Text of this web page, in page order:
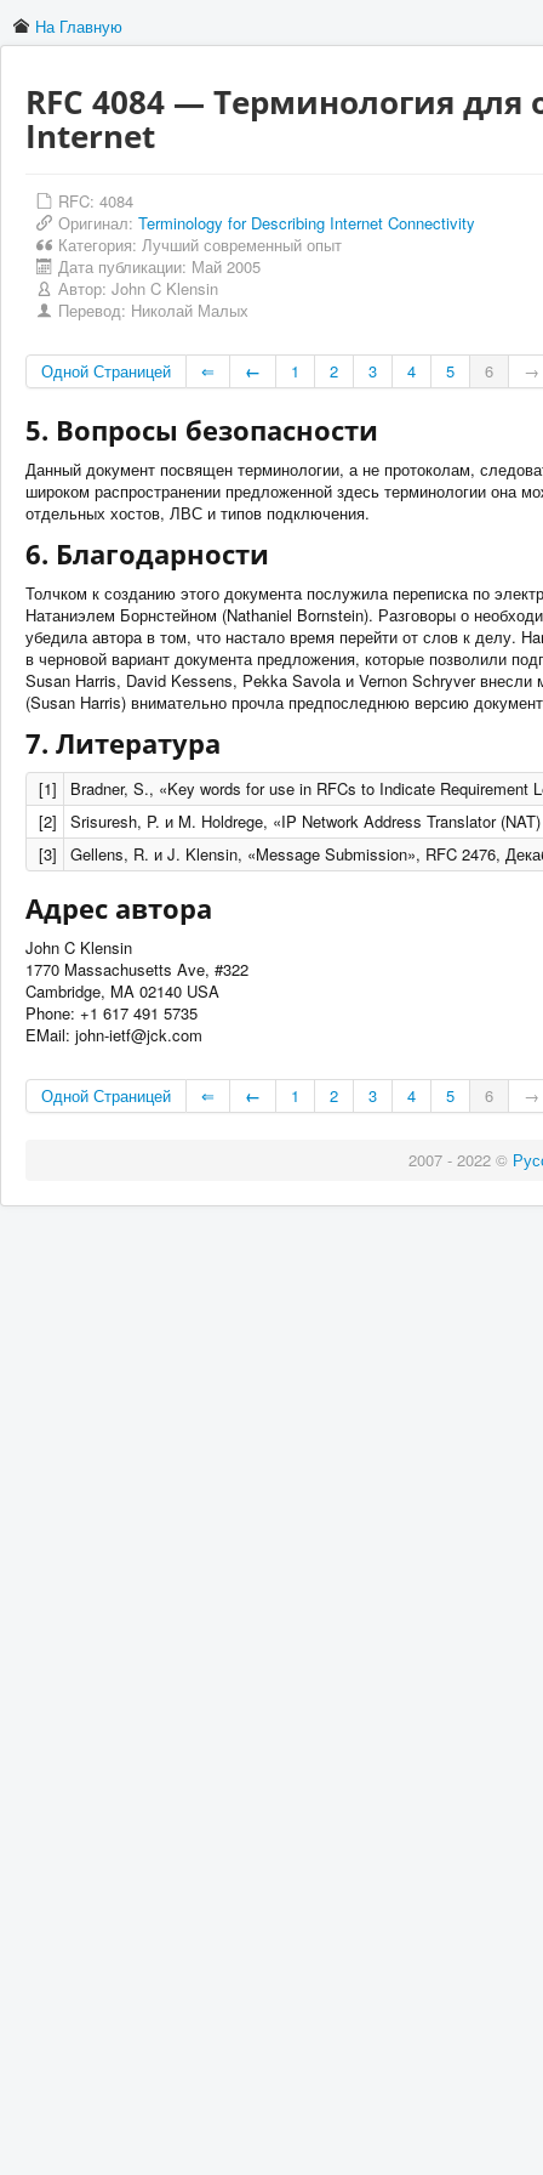
На Главную
RFC 4084 — Терминология
Internet
RFC: 4084
Оригинал: Terminology for Describing Internet Connectivity
Категория: Лучший современный опыт
Дата публикации: Май 2005
Автор: John C Klensin
Перевод: Николай Малых
Одной Страницей ⇐ ← 1 2 3 4 5 6 →
5. Вопросы безопасности
Данный документ посвящен терминологии, а не протоколам,
широком распространении предложенной здесь терминологии она
отдельных хостов, ЛВС и типов подключения.
6. Благодарности
Толчком к созданию этого документа послужила переписка по
Натаниэлем Борнстейном (Nathaniel Bornstein). Разговоры о
убедила автора в том, что настало время перейти от слов к делу.
в черновой вариант документа предложения, которые позволили
Susan Harris, David Kessens, Pekka Savola и Vernon Schryver
(Susan Harris) внимательно прочла предпоследнюю версию
7. Литература
[1]
Bradner, S., «Key words for use in RFCs to Indicate Requirement
[2]
Srisuresh, P. и M. Holdrege, «IP Network Address Translator
[3]
Gellens, R. и J. Klensin, «Message Submission», RFC 2476,
Адрес автора
John C Klensin
1770 Massachusetts Ave, #322
Cambridge, MA 02140 USA
Phone: +1 617 491 5735
EMail: moc.kcj@ftei-nhoj
Одной Страницей ⇐ ← 1 2 3 4 5 6 →
2007 - 2022 ©